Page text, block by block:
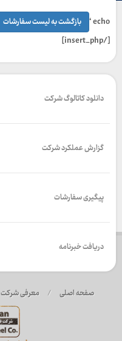
echo ‘
بازگشت به لیست سفارشات
[/insert_php]
دانلود کاتالوگ شرکت
گزارش عملکرد شرکت
پیگیری سفارشات
دریافت خبرنامه
صفحه اصلی / معرفی شرکت